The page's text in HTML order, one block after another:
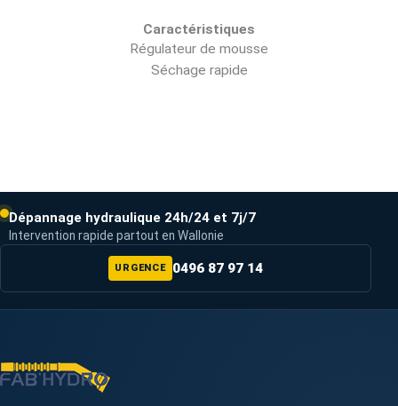
Caractéristiques
Régulateur de mousse
Séchage rapide
Dépannage hydraulique 24h/24 et 7j/7
Intervention rapide partout en Wallonie
URGENCE 0496 87 97 14